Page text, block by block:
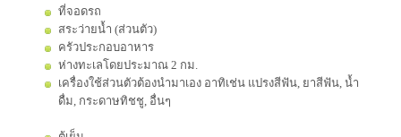
ที่จอดรถ
สระว่ายน้ำ (ส่วนตัว)
ครัวประกอบอาหาร
ห่างทะเลโดยประมาณ 2 กม.
เครื่องใช้ส่วนตัวต้องนำมาเอง อาทิเช่น แปรงสีฟัน, ยาสีฟัน, น้ำ
ดื่ม, กระดาษทิชชู, อื่นๆ